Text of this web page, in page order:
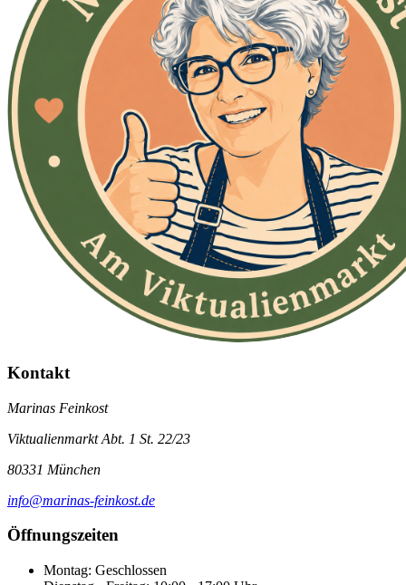
Kontakt
Marinas Feinkost
Viktualienmarkt Abt. 1 St. 22/23
80331 München
info@marinas-feinkost.de
Öffnungszeiten
Montag: Geschlossen